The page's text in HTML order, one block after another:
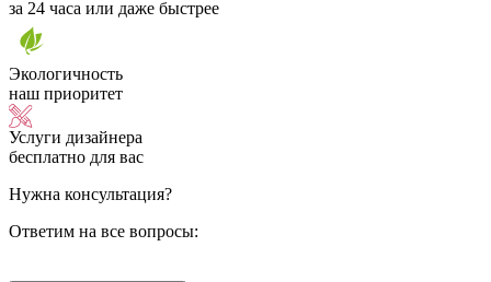
за 24 часа или даже быстрее
Экологичность
наш приоритет
Услуги дизайнера
бесплатно для вас
Нужна консультация?
Ответим на все вопросы: